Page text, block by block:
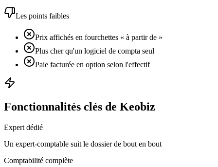
Les points faibles
Prix affichés en fourchettes « à partir de »
Plus cher qu'un logiciel de compta seul
Paie facturée en option selon l'effectif
Fonctionnalités clés de Keobiz
Expert dédié
Un expert-comptable suit le dossier de bout en bout
Comptabilité complète